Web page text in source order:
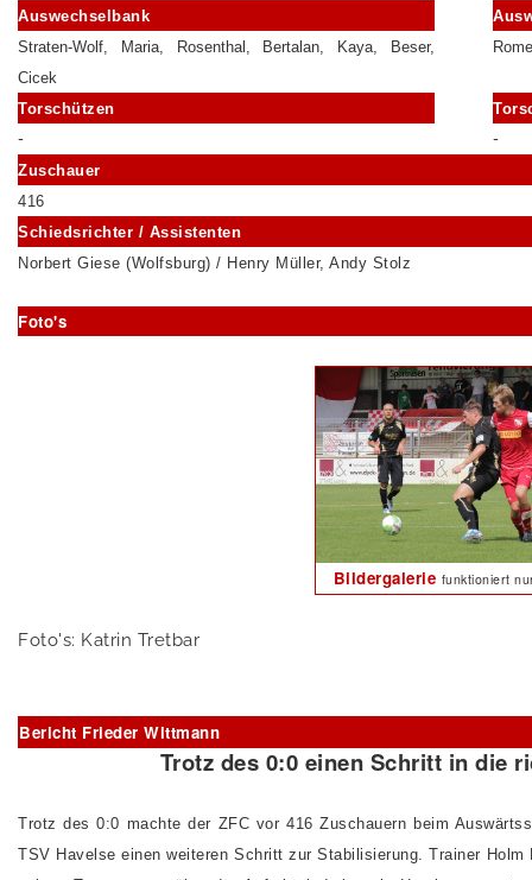
Auswechselbank
Straten-Wolf, Maria, Rosenthal, Bertalan, Kaya, Beser,
Cicek
Torschützen
- -
Zuschauer
416
Schiedsrichter / Assistenten
Norbert Giese (Wolfsburg) / Henry Müller, Andy Stolz
Foto's
Bildergalerie funktioniert
Foto's: Katrin Tretbar
Bericht Frieder Wittmann
Trotz des 0:0 einen Schritt in die
Trotz des 0:0 machte der ZFC vor 416 Zuschauern beim
TSV Havelse einen weiteren Schritt zur Stabilisierung. Trainer